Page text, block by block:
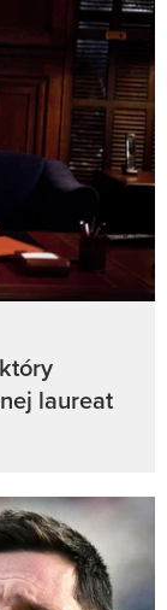
laureat